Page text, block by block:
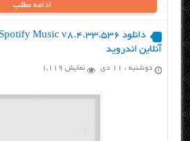
ادامه مطلب
آنلاین اندروید
دوشنبه ، ۱۱ دی نمایش 1,119